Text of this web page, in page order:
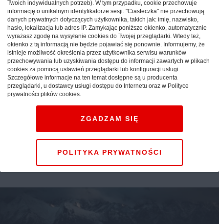
Weekend w górach: sprawdź,
jak maksymalnie
wykorzystać krótki pobyt
pod Tatrami
CAŁA POLSKA atrakcje 27.12.2025
Twoich indywidualnych potrzeb). W tym przypadku, cookie przechowuje
informację o unikalnym identyfikatorze sesji. "Ciasteczka" nie przechowują
danych prywatnych dotyczących użytkownika, takich jak: imię, nazwisko,
hasło, lokalizacja lub adres IP. Zamykając poniższe okienko, automatycznie
wyrażasz zgodę na wysyłanie cookies do Twojej przeglądarki. Wtedy też,
okienko z tą informacją nie będzie pojawiać się ponownie. Informujemy, że
istnieje możliwość określenia przez użytkownika serwisu warunków
przechowywania lub uzyskiwania dostępu do informacji zawartych w plikach
cookies za pomocą ustawień przeglądarki lub konfiguracji usługi.
Szczegółowe informacje na ten temat dostępne są u producenta
przeglądarki, u dostawcy usługi dostępu do Internetu oraz w Polityce
prywatności plików cookies.
POLITYKA PRYWATNOŚCI
ZGADZAM SIĘ